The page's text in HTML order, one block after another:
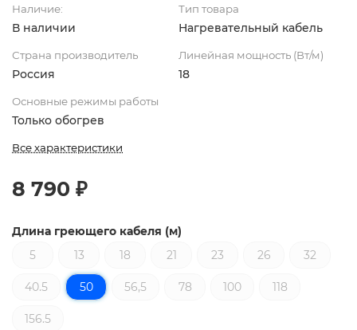
Наличие:
В наличии
Тип товара
Нагревательный кабель
Страна производитель
Россия
Линейная мощность (Вт/м)
18
Основные режимы работы
Только обогрев
Все характеристики
8 790 ₽
Длина греющего кабеля (м)
5
13 18 21 23 26 32
40.5 50 56,5 78 100 118
156.5